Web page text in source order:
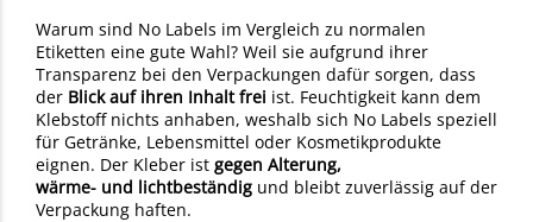
Warum sind No Labels im Vergleich zu normalen
Etiketten eine gute Wahl? Weil sie aufgrund ihrer
Transparenz bei den Verpackungen dafür sorgen, dass
der Blick auf ihren Inhalt frei ist. Feuchtigkeit kann dem
Klebstoff nichts anhaben, weshalb sich No Labels speziell
für Getränke, Lebensmittel oder Kosmetikprodukte
eignen. Der Kleber ist gegen Alterung,
wärme- und lichtbeständig und bleibt zuverlässig auf der
Verpackung haften.